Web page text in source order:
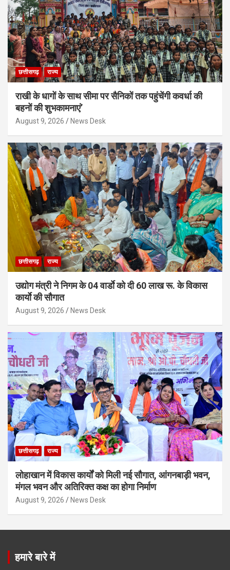
छत्तीसगढ़ राज्य
राखी के धागों के साथ सीमा पर सैनिकों तक पहुंचेंगी कवर्धा की
बहनों की शुभकामनाएं’
August 9, 2026 News Desk
छत्तीसगढ़ राज्य
उद्योग मंत्री ने निगम के 04 वार्डाे को दी 60 लाख रू. के विकास
कार्याे की सौगात
August 9, 2026 News Desk
छत्तीसगढ़ राज्य
लोहाखान में विकास कार्यों को मिली नई सौगात, आंगनबाड़ी भवन,
मंगल भवन और अतिरिक्त कक्ष का होगा निर्माण
August 9, 2026 News Desk
हमारे बारे में